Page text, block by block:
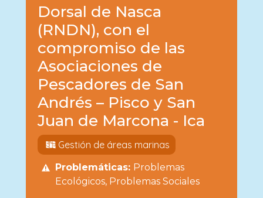
Dorsal de Nasca
(RNDN), con el
compromiso de las
Asociaciones de
Pescadores de San
Andrés – Pisco y San
Juan de Marcona - Ica
Gestión de áreas marinas
Problemáticas: Problemas
Ecológicos Problemas Sociales